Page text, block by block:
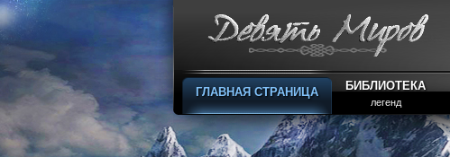
ГЛАВНАЯ СТРАНИЦА БИБЛИОТЕКА
легенд